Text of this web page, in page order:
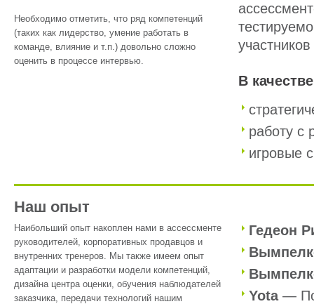
Необходимо отметить, что ряд компетенций
(таких как лидерство, умение работать в
команде, влияние и т.п.) довольно сложно
оценить в процессе интервью.
В
работу с
игровые
Наш опыт
Наибольший опыт накоплен нами в ассессменте
руководителей, корпоративных продавцов и
внутренних тренеров. Мы также имеем опыт
адаптации и разработки модели компетенций,
дизайна центра оценки, обучения наблюдателей
заказчика, передачи технологий нашим
Гедеон
Yota—